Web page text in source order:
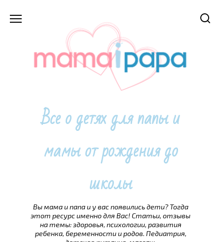
Все о детях для папы и
мамы от рождения до
школы
Вы мама и папа и у вас появились дети? Тогда
этот ресурс именно для Вас! Статьи, отзывы
на темы: здоровья, психологии, развития
ребенка, беременности и родов. Педиатрия,